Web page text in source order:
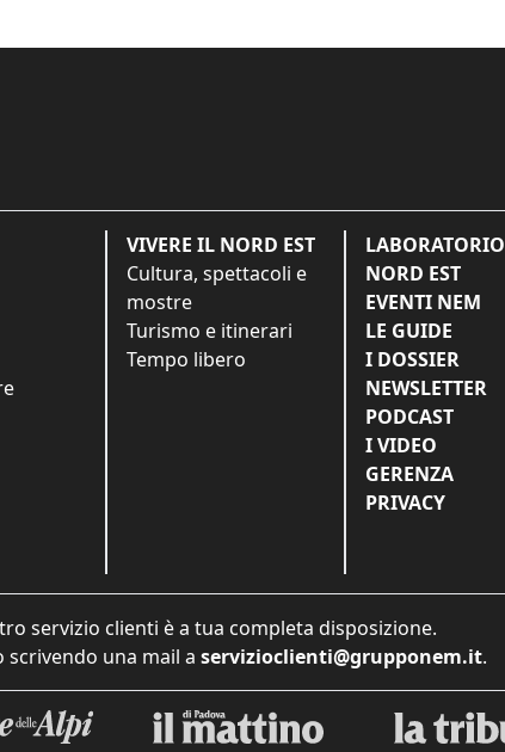
VIVERE IL NORD EST
Cultura, spettacoli e
mostre
Turismo e itinerari
Tempo libero
LABORATORIO
NORD EST
EVENTI NEM
LE GUIDE
I DOSSIER
NEWSLETTER
PODCAST
I VIDEO
GERENZA
PRIVACY
servizio clienti è a tua completa disposizione.
scrivendo una mail a servizioclienti@grupponem.it.